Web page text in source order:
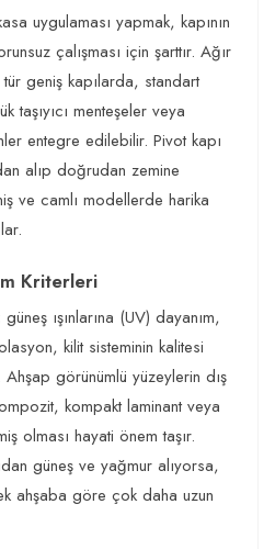
uygulaması yapmak, kapının
çalışması için şarttır. Ağır
geniş kapılarda, standart
taşıyıcı menteşeler veya
entegre edilebilir. Pivot kapı
alıp doğrudan zemine
ve camlı modellerde harika
Kriterleri
ışınlarına (UV) dayanım,
kilit sisteminin kalitesi
Ahşap görünümlü yüzeylerin dış
kompakt laminant veya
olması hayati önem taşır.
güneş ve yağmur alıyorsa,
ahşaba göre çok daha uzun